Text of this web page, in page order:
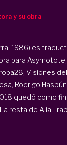
y su obra
1986) es
para
Visiones
Rodrigo
quedó como
resta de Alia